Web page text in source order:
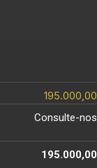
195.000,00
Consulte-nos
195.000,00